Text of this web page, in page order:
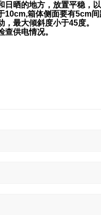
晒的地方，放置平稳，以
箱体侧面要有5cm间
最大倾斜度小于45度。
供电情况。